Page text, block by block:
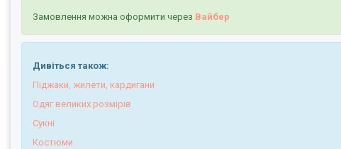
Замовлення можна оформити через Вайбер
Дивіться також:
Піджаки, жилети, кардигани
Одяг великих розмірів
Сукні
Костюми